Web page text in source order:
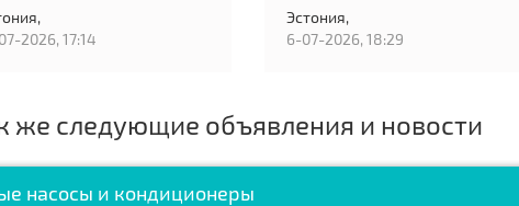
2026, 17:14
Эстония,
6-07-2026, 18:29
же следующие объявления и новости
насосы и кондиционеры